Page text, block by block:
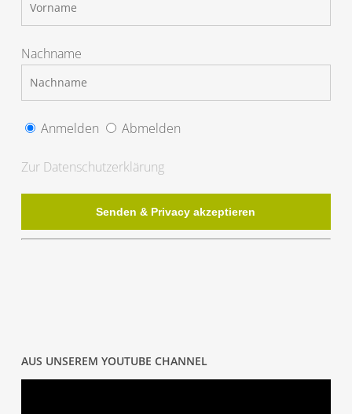
Nachname
Anmelden Abmelden
Zur Datenschutzerklärung
AUS UNSEREM YOUTUBE CHANNEL